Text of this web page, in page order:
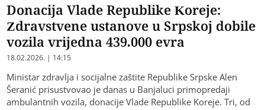
Donacija Vlade Republike Koreje:
Zdravstvene ustanove u Srpskoj dobile
vozila vrijedna 439.000 evra
18.02.2026. | 14:15
Ministar zdravlja i socijalne zaštite Republike Srpske Alen
Šeranić prisustvovao je danas u Banjaluci primopredaji
ambulantnih vozila, donacije Vlade Republike Koreje. Tri, od